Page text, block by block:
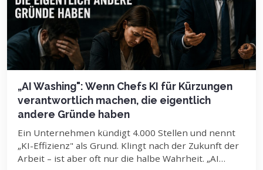
„AI Washing": Wenn Chefs KI für Kürzungen
verantwortlich machen, die eigentlich
andere Gründe haben
Ein Unternehmen kündigt 4.000 Stellen und nennt
„KI-Effizienz" als Grund. Klingt nach der Zukunft der
Arbeit – ist aber oft nur die halbe Wahrheit. „AI